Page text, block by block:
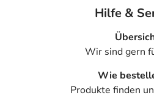
Hilfe &
Wir sind gern
Wie
Produkte finden